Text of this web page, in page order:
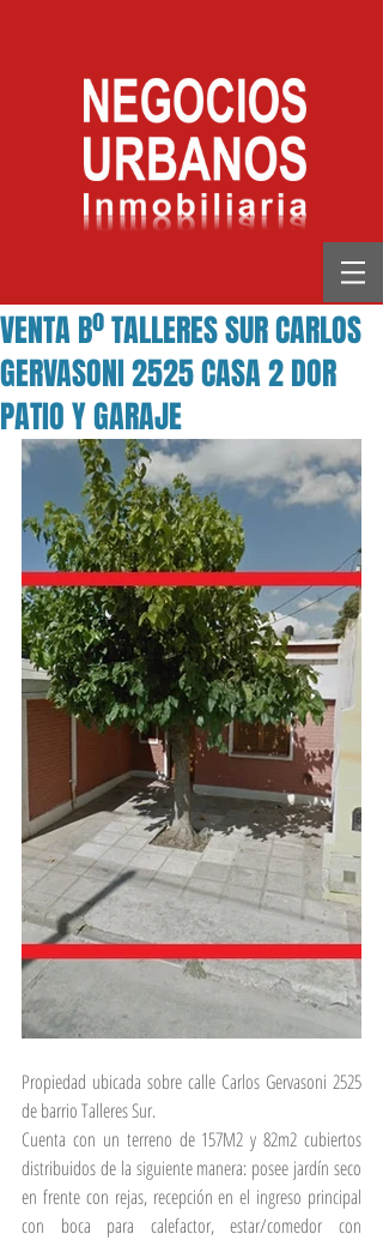
VENTA Bº TALLERES SUR CARLOS
GERVASONI 2525 CASA 2 DOR
PATIO Y GARAJE
Propiedad ubicada sobre calle Carlos Gervasoni 2525
de barrio Talleres Sur.
Cuenta con un terreno de 157M2 y 82m2 cubiertos
distribuidos de la siguiente manera: posee jardín seco
en frente con rejas, recepción en el ingreso principal
con boca para calefactor, estar/comedor con